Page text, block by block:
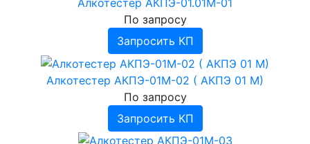
Измерители мощности
Нейростимуляторы
Аппараты для интерференционной терапии
Аэроионизаторы
Аппараты биоритмостимуляции
›
Ингаляторы, небулайзеры
Ингаляторы Дельфин, ИНКО
Ингаляторы Альбедо
Инфракрасные приборы
Фототерапевтические транскраниальные
аппараты ELMEDLIFE
Алкотестер АКПЭ-01.01М-01
По запросу
Запросить КП
Алкотестер АКПЭ-01М-02 ( АКПЭ 01 М)
По запросу
Запросить КП